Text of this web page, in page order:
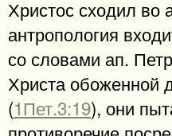
Христос сходил во
антропология
со словами ап.
Христа обоженной
(1Пет.3:19), они